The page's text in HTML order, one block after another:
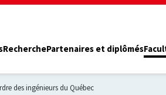
RecherchePartenaires et diplômés
des ingénieurs du Québec